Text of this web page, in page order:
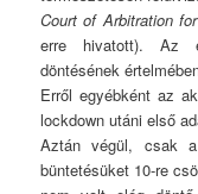
Court of Arbitration
erre hivatott). Az
döntésének
Erről egyébként az
lockdown utáni első
Aztán végül, csak
büntetésüket 10-re